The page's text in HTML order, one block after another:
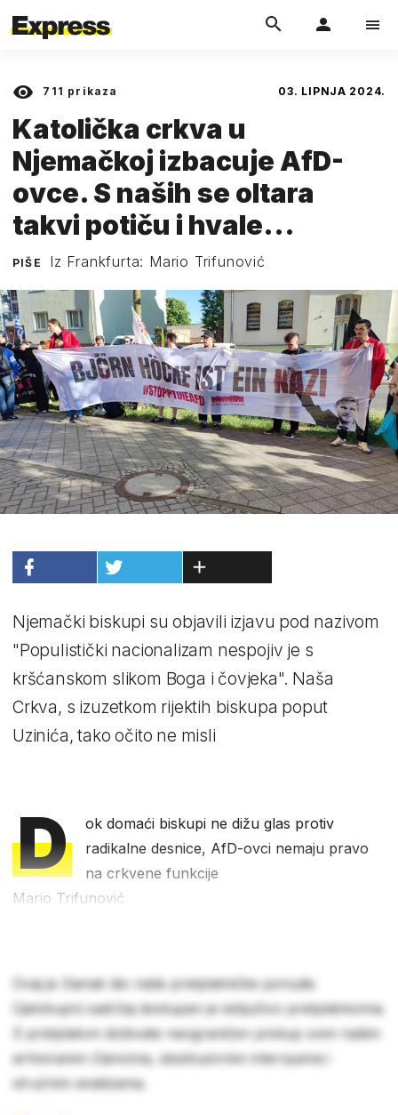
711 prikaza 03. LIPNJA 2024.
Katolička crkva u
Njemačkoj izbacuje AfD-
ovce. S naših se oltara
takvi potiču i hvale...
PIŠE Iz Frankfurta: Mario Trifunović
Njemački biskupi su objavili izjavu pod nazivom
"Populistički nacionalizam nespojiv je s
kršćanskom slikom Boga i čovjeka". Naša
Crkva, s izuzetkom rijektih biskupa poput
Uzinića, tako očito ne misli
D
ok domaći biskupi ne dižu glas protiv
radikalne desnice, AfD-ovci nemaju pravo
na crkvene funkcije
Mario Trifunović
Ovaj je članak dio naše pretplatničke ponude.
Cjelokupni sadržaj dostupan je isključivo pretplatnicima.
S pretplatom dobivate neograničen pristup svim našim
arhiviranim člancima, ekskluzivnim intervjuima i
stručnim analizama.